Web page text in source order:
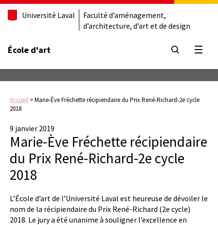
Université Laval
Faculté d’aménagement,
d’architecture, d’art et de design
École d'art
Accueil >Marie-Ève Fréchette récipiendaire du Prix René-Richard-2e cycle
2018
9 janvier 2019
Marie-Ève Fréchette récipiendaire
du Prix René-Richard-2e cycle
2018
L’École d’art de l’Université Laval est heureuse de dévoiler le
nom de la récipiendaire du Prix René-Richard (2e cycle)
2018. Le jury a été unanime à souligner l’excellence en